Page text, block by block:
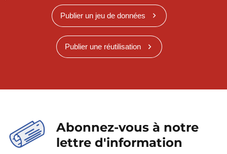
Publier un jeu de données
Publier une réutilisation
Abonnez-vous à notre
lettre d'information